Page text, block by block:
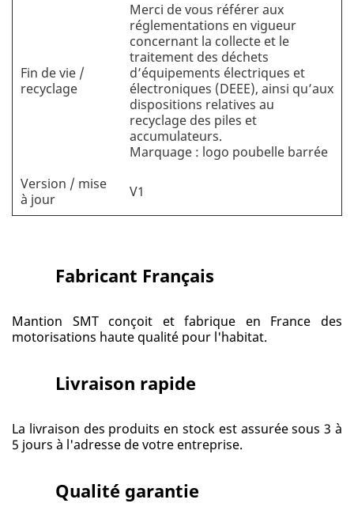
Fin de vie /
recyclage
Merci de vous référer aux
réglementations en vigueur
concernant la collecte et le
traitement des déchets
d’équipements électriques et
électroniques (DEEE), ainsi qu’aux
dispositions relatives au
recyclage des piles et
accumulateurs.
Marquage : logo poubelle barrée
Version / mise
à jour
V1
Fabricant Français
Mantion SMT conçoit et fabrique en France des
motorisations haute qualité pour l'habitat.
Livraison rapide
La livraison des produits en stock est assurée sous 3 à
5 jours à l'adresse de votre entreprise.
Qualité garantie